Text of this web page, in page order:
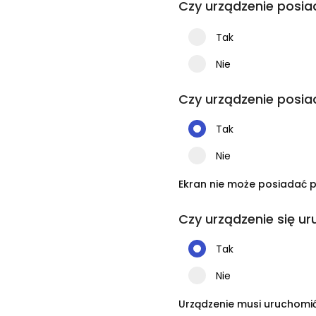
Czy urządzenie
Tak
Nie
Czy urządzenie
Tak
Nie
Ekran nie może posiadać
Czy urządzenie się
Tak
Nie
Urządzenie musi